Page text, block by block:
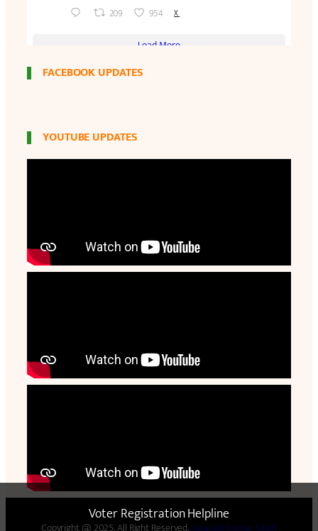
Voter Registration Helpline
FACEBOOK UPDATES
YOUTUBE UPDATES